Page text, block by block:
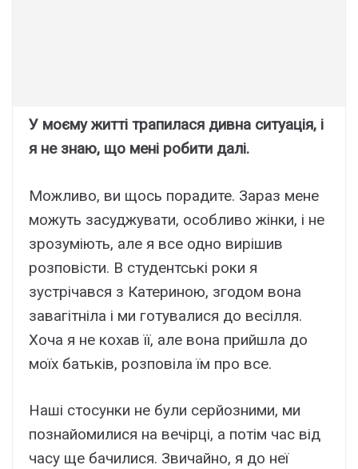
У моєму житті трапилася дивна ситуація, і
я не знаю, що мені робити далі.
Можливо, ви щось порадите. Зараз мене
можуть засуджувати, особливо жінки, і не
зрозуміють, але я все одно вирішив
розповісти. В студентські роки я
зустрічався з Катериною, згодом вона
завагітніла і ми готувалися до весілля.
Хоча я не кохав її, але вона прийшла до
моїх батьків, розповіла їм про все.
Наші стосунки не були серйозними, ми
познайомилися на вечірці, а потім час від
часу ще бачилися. Звичайно, я до неї